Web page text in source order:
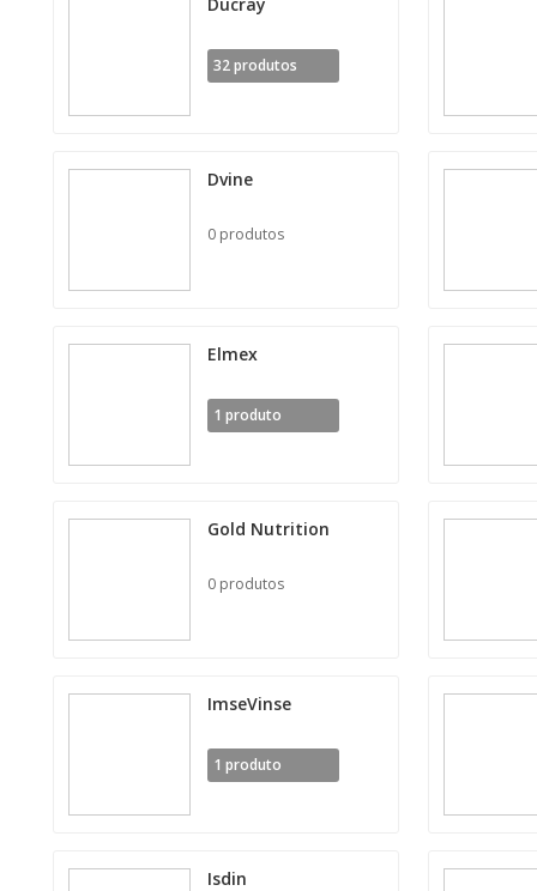
32 produtos
Dvine
0 produtos
Elmex
1 produto
Gold Nutrition
0 produtos
ImseVinse
1 produto
Isdin